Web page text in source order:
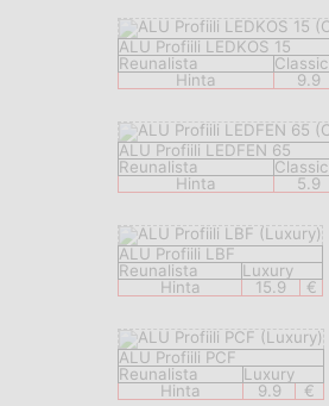
ALU Profiili LEDKOS 15
Reunalista
Classic
Hinta
9.9
ALU Profiili LEDFEN 65
Reunalista
Classic
Hinta
5.9
ALU Profiili LBF
Reunalista
Luxury
Hinta
15.9 €
ALU Profiili PCF
Reunalista
Luxury
Hinta
9.9 €